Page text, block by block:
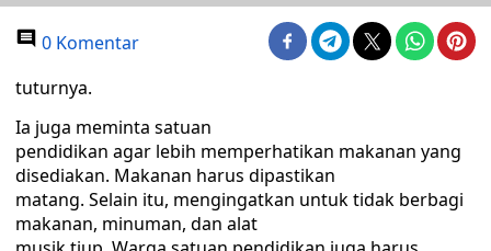
0 Komentar
tuturnya.
Ia juga meminta satuan
pendidikan agar lebih memperhatikan makanan yang
disediakan. Makanan harus dipastikan
matang. Selain itu, mengingatkan untuk tidak berbagi
makanan, minuman, dan alat